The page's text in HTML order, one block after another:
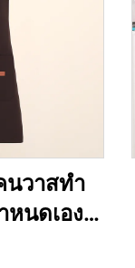
นวาสทำ
หนดเอง